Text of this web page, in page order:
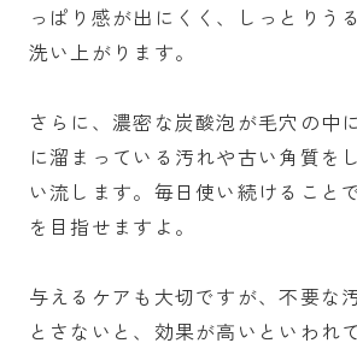
っぱり感が出にくく、しっとりう
洗い上がります。
さらに、濃密な炭酸泡が毛穴の中
に溜まっている汚れや古い角質を
い流します。毎日使い続けること
を目指せますよ。
与えるケアも大切ですが、不要な
とさないと、効果が高いといわれ